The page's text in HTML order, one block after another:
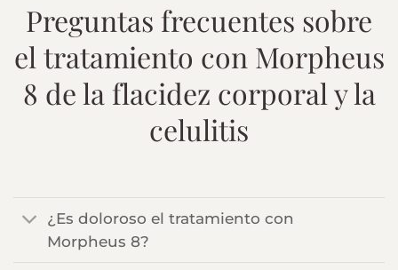
Preguntas frecuentes sobre
el tratamiento con Morpheus
8 de la flacidez corporal y la
celulitis
¿Es doloroso el tratamiento con
Morpheus 8?